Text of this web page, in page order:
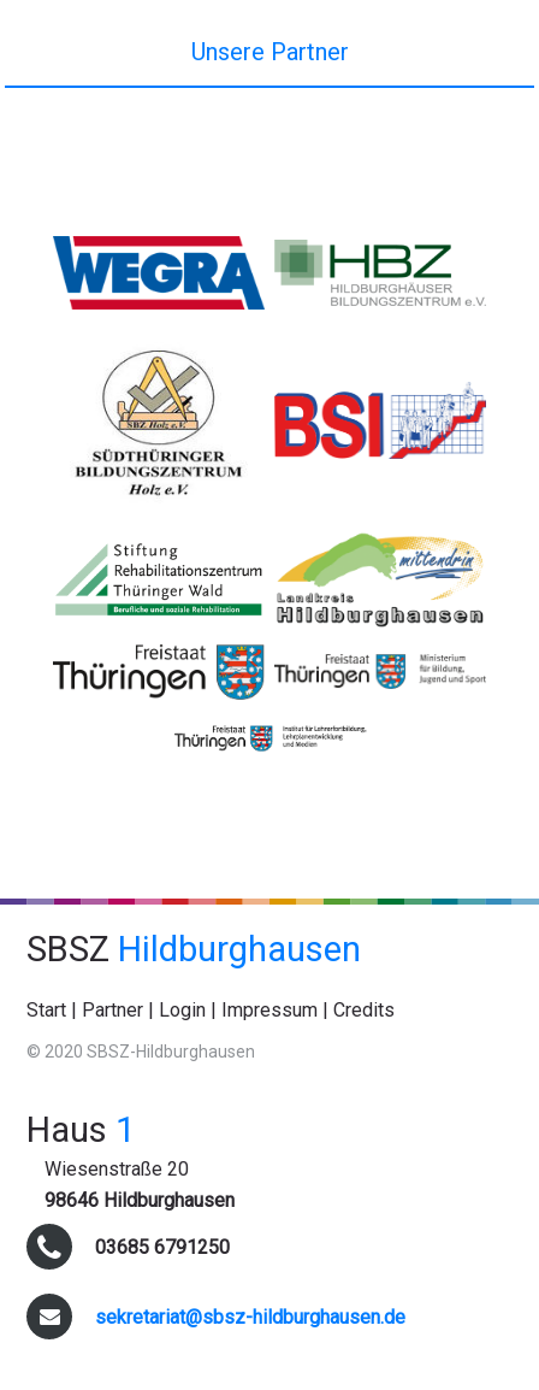
Unsere Partner
SBSZ Hildburghausen
Start | Partner | Login | Impressum |Credits
© 2020 SBSZ-Hildburghausen
Haus 1
Wiesenstraße 20
98646 Hildburghausen
03685 6791250
sekretariat@sbsz-hildburghausen.de